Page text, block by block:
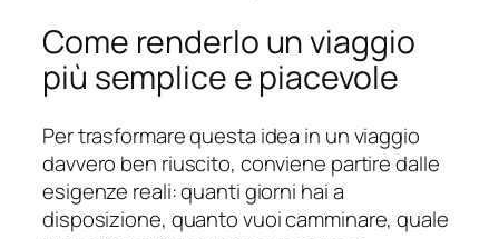
Come renderlo un viaggio
più semplice e piacevole
Per trasformare questa idea in un viaggio
davvero ben riuscito, conviene partire dalle
esigenze reali: quanti giorni hai a
disposizione, quanto vuoi camminare, quale